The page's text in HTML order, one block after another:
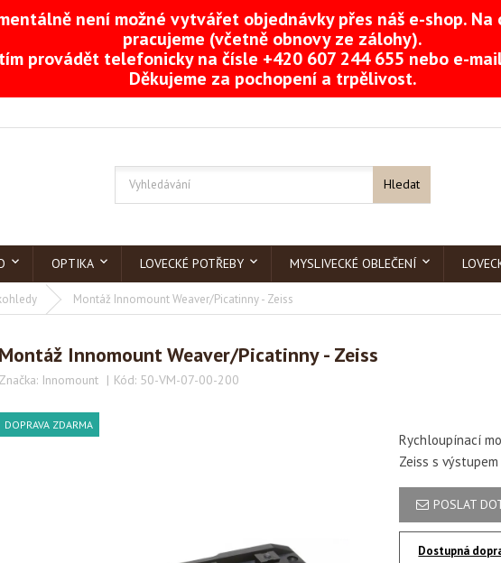
není možné vytvářet objednávky přes náš e-shop.
pracujeme (včetně obnovy ze zálohy).
provádět telefonicky na čísle +420 607 244 655 nebo e-
Děkujeme za pochopení a trpělivost.
Hledat
OPTIKA LOVECKÉ POTŘEBY MYSLIVECKÉ OBLEČENÍ
Montáž Innomount Weaver/Picatinny - Zeiss
Montáž Innomount Weaver/Picatinny - Zeiss
Značka: Innomount Kód: 50-VM-07-00-200
DOPRAVA ZDARMA
Rychloupínací
Zeiss s
POSLAT
Dostupná